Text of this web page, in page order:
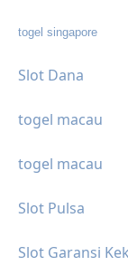
togel singapore
Slot Dana
togel macau
togel macau
Slot Pulsa
Slot Garansi